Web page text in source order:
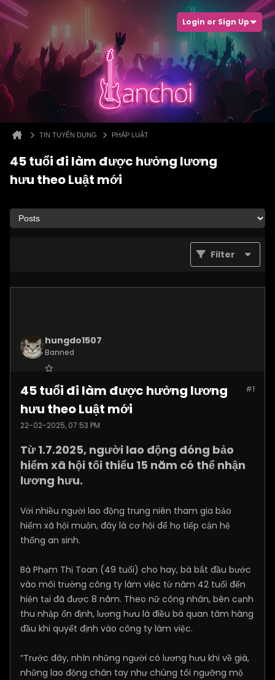
Login or Sign Up
TIN TUYỂN DỤNG PHÁP LUẬT
45 tuổi đi làm được hưởng lương
hưu theo Luật mới
Filter
hungdo1507
Banned
Posts:3873 #1
45 tuổi đi làm được hưởng lương
hưu theo Luật mới
22-02-2025, 07:53 PM
Từ 1.7.2025, người lao động đóng bảo
hiểm xã hội tối thiểu 15 năm có thể nhận
lương hưu.
Với nhiều người lao động trung niên tham gia bảo
hiểm xã hội muộn, đây là cơ hội để họ tiếp cận hệ
thống an sinh.
Bà Phạm Thị Toan (49 tuổi) cho hay, bà bắt đầu bước
vào môi trường công ty làm việc từ năm 42 tuổi đến
hiện tại đã được 8 năm. Theo nữ công nhân, bên cạnh
thu nhập ổn định, lương hưu là điều bà quan tâm hàng
đầu khi quyết định vào công ty làm việc.
“Trước đây, nhìn những người có lương hưu khi về già,
những lao động chân tay như chúng tôi ngưỡng mộ